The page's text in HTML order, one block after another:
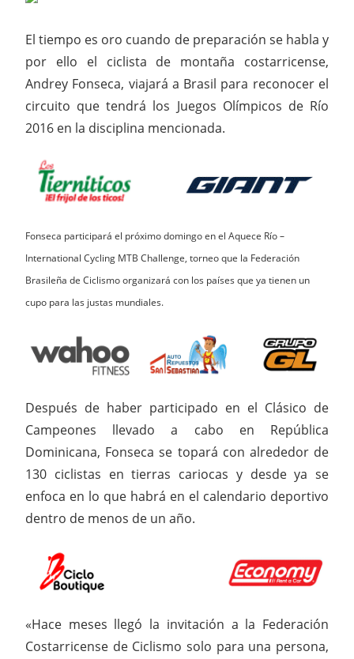
El tiempo es oro cuando de preparación se habla y
por ello el ciclista de montaña costarricense,
Andrey Fonseca, viajará a Brasil para reconocer el
circuito que tendrá los Juegos Olímpicos de Río
2016 en la disciplina mencionada.
Fonseca participará el próximo domingo en el Aquece Río –
International Cycling MTB Challenge, torneo que la Federación
Brasileña de Ciclismo organizará con los países que ya tienen un
cupo para las justas mundiales.
Después de haber participado en el Clásico de
Campeones llevado a cabo en República
Dominicana, Fonseca se topará con alrededor de
130 ciclistas en tierras cariocas y desde ya se
enfoca en lo que habrá en el calendario deportivo
dentro de menos de un año.
«Hace meses llegó la invitación a la Federación
Costarricense de Ciclismo solo para una persona,